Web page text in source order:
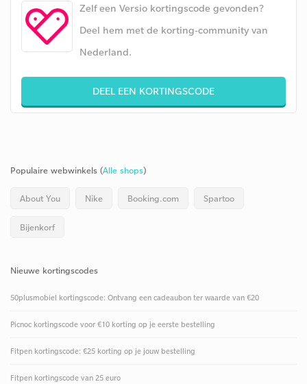
Zelf een Versio kortingscode gevonden?
Deel hem met de korting-community van
Nederland.
DEEL EEN KORTINGSCODE
Populaire webwinkels (Alle shops)
About You Nike Booking.com Spartoo
Bijenkorf
Nieuwe kortingscodes
50plusmobiel kortingscode: Ontvang een cadeaubon ter waarde van €20
Picnoc kortingscode voor €10 korting op je eerste bestelling
Fitpen kortingscode: €25 korting op je jouw bestelling
Fitpen kortingscode van 25 euro